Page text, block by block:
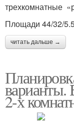
трехкомнатные
Площади 44/32/
читать дальше →
варианты.
2-х